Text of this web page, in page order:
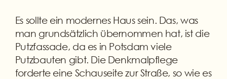
Es sollte ein modernes Haus sein. Das, was
man grundsätzlich übernommen hat, ist die
Putzfassade, da es in Potsdam viele
Putzbauten gibt. Die Denkmalpflege
forderte eine Schauseite zur Straße, so wie es